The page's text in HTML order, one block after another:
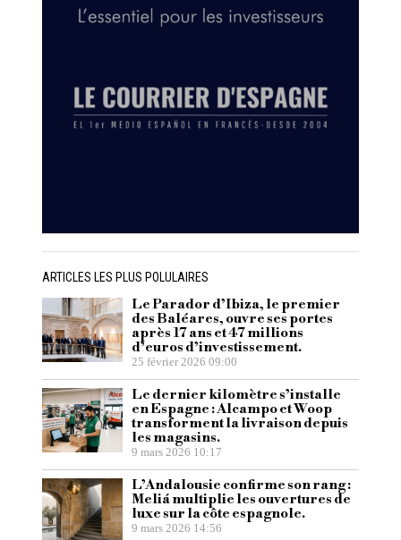
ARTICLES LES PLUS POLULAIRES
Le Parador d’Ibiza, le premier
des Baléares, ouvre ses portes
après 17 ans et 47 millions
d’euros d’investissement.
25 février 2026 09:00
Le dernier kilomètre s’installe
en Espagne : Alcampo et Woop
transforment la livraison depuis
les magasins.
9 mars 2026 10:17
L’Andalousie confirme son rang :
Meliá multiplie les ouvertures de
luxe sur la côte espagnole.
9 mars 2026 14:56